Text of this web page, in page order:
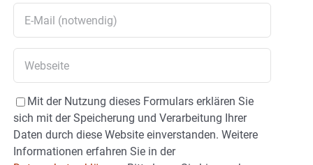
Mit der Nutzung dieses Formulars erklären Sie
sich mit der Speicherung und Verarbeitung Ihrer
Daten durch diese Website einverstanden. Weitere
Informationen erfahren Sie in der